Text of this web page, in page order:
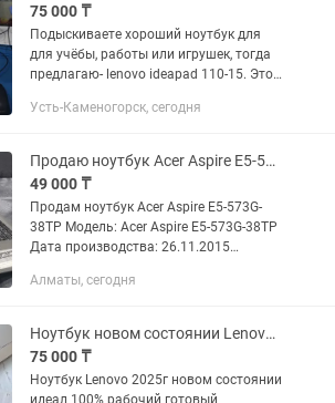
75 000 ₸
Подыскиваете хороший ноутбук для
для учёбы, работы или игрушек, тогда
предлагаю- lenovo ideapad 110-15. Этот
лошадкой и многим помогал по с
Усть-Каменогорск, сегодня
Продаю ноутбук Acer Aspire E5-573G-38TP
49 000 ₸
Продам ноутбук Acer Aspire E5-573G-
38TP Модель: Acer Aspire E5-573G-38TP
Дата производства: 26.11.2015
фильмов, интернета и
Алматы, сегодня
Ноутбук новом состоянии Lenovo 2025г
75 000 ₸
Ноутбук Lenovo 2025г новом состоянии
идеал 100% рабочий готовый